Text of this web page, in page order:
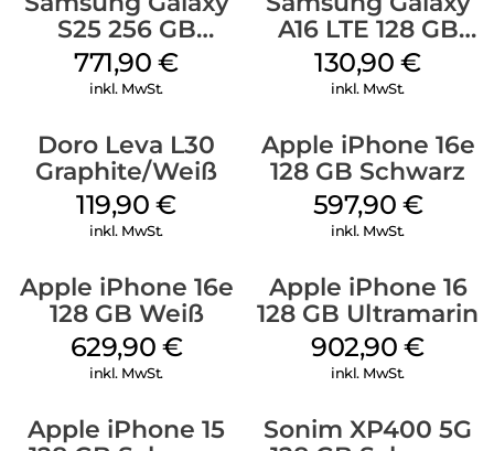
S25 256 GB
Icyblue
771,90€
inkl. MwSt.
A16 LTE 128 GB
Black
130,90€
inkl. MwSt.
Doro Leva L30
Graphite/Weiß
119,90€
inkl. MwSt.
Apple iPhone 16e
128 GB Schwarz
597,90 €
inkl. MwSt.
Apple iPhone 16e
128 GB Weiß
629,90 €
inkl. MwSt.
Apple iPhone 16
128 GB Ultramarin
902,90€
inkl. MwSt.
Apple iPhone 15
Sonim XP400 5G